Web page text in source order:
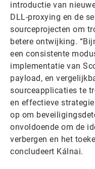
introductie van
DLL-proxying en de
sourceprojecten om
betere ontwijking.
een consistente
implementatie van
payload, en
sourceapplicaties te
en effectieve
op om
onvoldoende om de
verbergen en het
concludeert Kálnai.